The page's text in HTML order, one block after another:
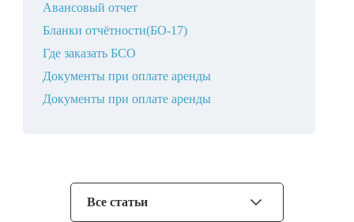
Авансовый отчет
Бланки отчётности(БО-17)
Где заказать БСО
Документы при оплате аренды
Документы при оплате аренды
Все статьи